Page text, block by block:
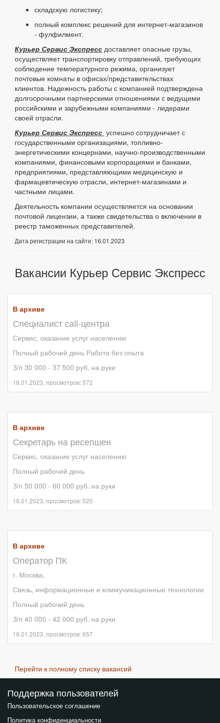
складскую логистику;
полный комплекс решений для интернет-магазинов
- фулфилмент.
Курьер Сервис Экспресс доставляет опасные грузы,
осуществляет транспортировку отправлений, требующих
соблюдение температурного режима, организует
почтовые комнаты в офисах/представительствах
клиентов. Надежность работы с компанией подтверждена
долгосрочными партнерскими отношениями с ведущими
российскими и зарубежными компаниями - лидерами
своей отрасли.
Курьер Сервис Экспресс успешно сотрудничает с
государственными организациями, топливно-
энергетическими концернами, научно-производственными
компаниями, финансовыми корпорациями и банками,
предприятиями, представляющими медицинскую и
фармацевтическую отрасли, интернет-магазинами и
частными лицами.
Деятельность компании осуществляется на основании
почтовой лицензии, а также свидетельства о включении в
реестр таможенных представителей.
Дата регистрации на сайте: 16.01.2023
Вакансии Курьер Сервис Экспресс
В архиве
Специалист call-центра
Сервис, оказание услуг населению
Полный рабочий день Работа без опыта
З/п 30 000 - 37 500 руб. на руки
16.01.2023, просмотров: 572
В архиве
Секретарь на ресепшен
Сервис, оказание услуг населению
Полный рабочий день
З/п 50 000 - 60 000 руб. на руки
16.01.2023, просмотров: 520
В архиве
Оператор ПК
г. Москва,
Связь, информационные и коммуникационные технологии
Полный рабочий день
З/п 40 000 - 42 000 руб. на руки
16.01.2023, просмотров: 657
Перейти к полному списку вакансий
Поддержка пользователей
Пользовательское соглашение
Политика конфиденциальности